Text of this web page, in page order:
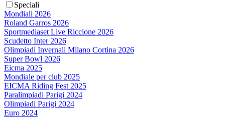
Speciali
Mondiali 2026
Roland Garros 2026
Sportmediaset Live Riccione 2026
Scudetto Inter 2026
Olimpiadi Invernali Milano Cortina 2026
Super Bowl 2026
Eicma 2025
Mondiale per club 2025
EICMA Riding Fest 2025
Paralimpiadi Parigi 2024
Olimpiadi Parigi 2024
Euro 2024